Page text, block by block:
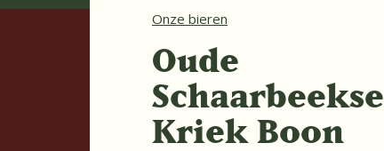
Onze bieren
Oude
Schaarbeekse
Kriek Boon